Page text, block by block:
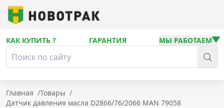
КАК КУПИТЬ ? ГАРАНТИЯ МЫ РАБОТАЕМ
Главная /Товары /
Датчик давления масла D2866/76/2066 MAN 79058